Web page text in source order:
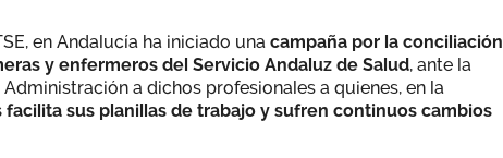
en Andalucía ha iniciado una campaña por la conciliación
y enfermeros del Servicio Andaluz de Salud, ante la
a dichos profesionales a quienes, en la
facilita sus planillas de trabajo y sufren continuos cambios